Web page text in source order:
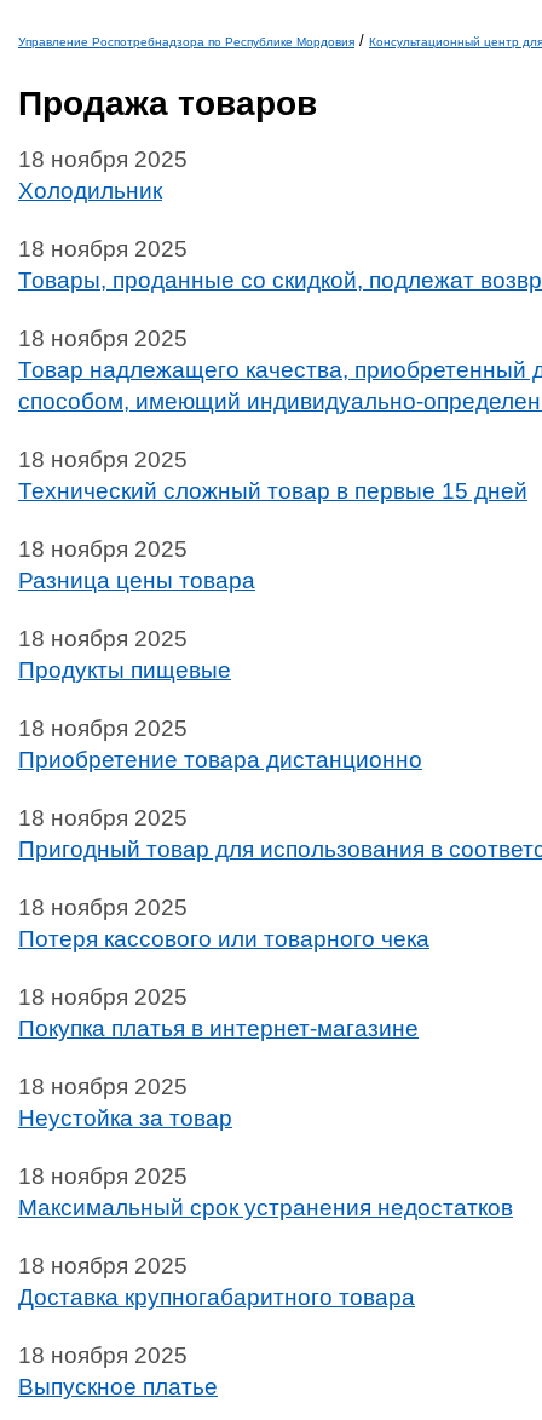
Управление Роспотребнадзора по Республике Мордовия / Консультационный центр
Продажа товаров
18 ноября 2025
Холодильник
18 ноября 2025
Товары, проданные со скидкой, подлежат
18 ноября 2025
Товар надлежащего качества, приобретенный
способом, имеющий индивидуально-
18 ноября 2025
Технический сложный товар в первые 15 дней
18 ноября 2025
Разница цены товара
18 ноября 2025
Продукты пищевые
18 ноября 2025
Приобретение товара дистанционно
18 ноября 2025
Пригодный товар для использования в
18 ноября 2025
Потеря кассового или товарного чека
18 ноября 2025
Покупка платья в интернет-магазине
18 ноября 2025
Неустойка за товар
18 ноября 2025
Максимальный срок устранения недостатков
18 ноября 2025
Доставка крупногабаритного товара
18 ноября 2025
Выпускное платье